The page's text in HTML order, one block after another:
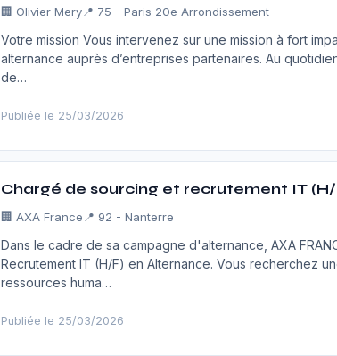
🏢 Olivier Mery📍 75 - Paris 20e Arrondissement
Votre mission Vous intervenez sur une mission à fort
alternance auprès d’entreprises partenaires. Au
de…
Publiée le 25/03/2026
Chargé de sourcing et recrutement IT
🏢 AXA France 📍 92 - Nanterre
Dans le cadre de sa campagne d'alternance, AXA
Recrutement IT (H/F) en Alternance. Vous recherchez
ressources huma…
Publiée le 25/03/2026